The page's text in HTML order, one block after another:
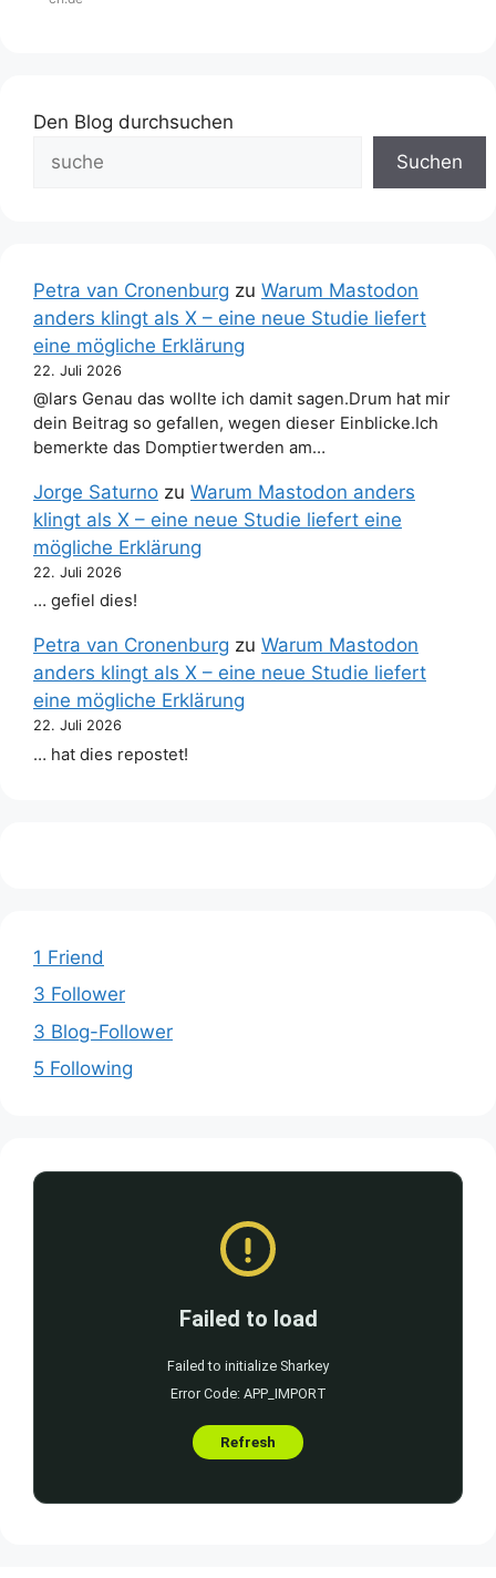
Den Blog durchsuchen
Suchen
Petra van Cronenburg zu Warum Mastodon
anders klingt als X – eine neue Studie liefert
eine mögliche Erklärung
22. Juli 2026
@lars Genau das wollte ich damit sagen.Drum hat mir
dein Beitrag so gefallen, wegen dieser Einblicke.Ich
bemerkte das Domptiertwerden am…
Jorge Saturno zu Warum Mastodon anders
klingt als X – eine neue Studie liefert eine
mögliche Erklärung
22. Juli 2026
… gefiel dies!
Petra van Cronenburg zu Warum Mastodon
anders klingt als X – eine neue Studie liefert
eine mögliche Erklärung
22. Juli 2026
… hat dies repostet!
1 Friend
3 Follower
3 Blog-Follower
5 Following